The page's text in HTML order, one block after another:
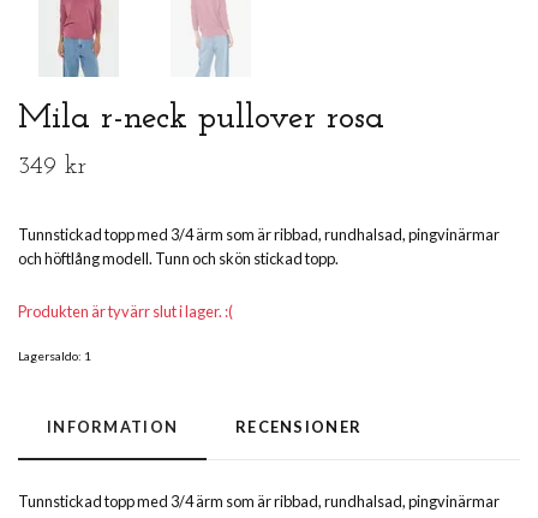
Mila r-neck pullover rosa
349 kr
Tunnstickad topp med 3/4 ärm som är ribbad, rundhalsad, pingvinärmar
och höftlång modell. Tunn och skön stickad topp.
Produkten är tyvärr slut i lager. :(
Lagersaldo: 1
INFORMATION RECENSIONER
Tunnstickad topp med 3/4 ärm som är ribbad, rundhalsad, pingvinärmar